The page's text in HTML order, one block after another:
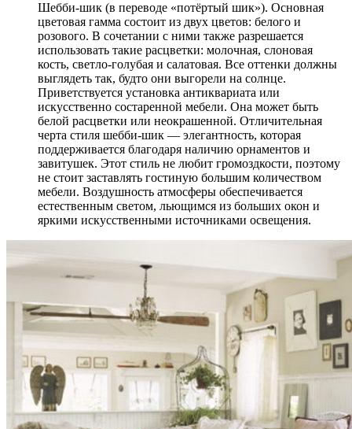
Шебби-шик (в переводе «потёртый шик»). Основная
цветовая гамма состоит из двух цветов: белого и
розового. В сочетании с ними также разрешается
использовать такие расцветки: молочная, слоновая
кость, светло-голубая и салатовая. Все оттенки должны
выглядеть так, будто они выгорели на солнце.
Приветствуется установка антиквариата или
искусственно состаренной мебели. Она может быть
белой расцветки или неокрашенной. Отличительная
черта стиля шебби-шик — элегантность, которая
поддерживается благодаря наличию орнаментов и
завитушек. Этот стиль не любит громоздкости, поэтому
не стоит заставлять гостиную большим количеством
мебели. Воздушность атмосферы обеспечивается
естественным светом, льющимся из больших окон и
яркими искусственными источниками освещения.